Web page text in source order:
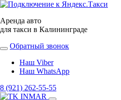
Аренда авто
для такси в Калининграде
Обратный звонок
Наш Viber
Наш WhatsApp
8 (921) 262-55-55